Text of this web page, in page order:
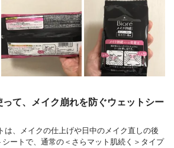
って、メイク崩れを防ぐウェットシー
は、メイクの仕上げや日中のメイク直しの後
ートで、通常の＜さらマット肌続く＞タイプ